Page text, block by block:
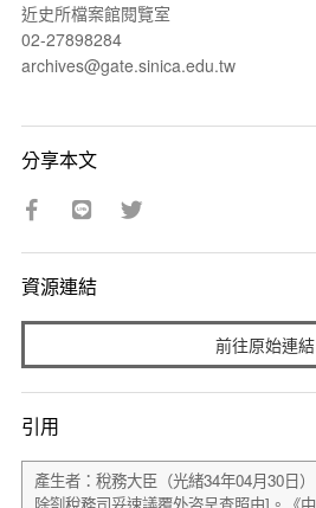
近史所檔案館閱覽室
02-27898284
archives@gate.sinica.edu.tw
分享本文
資源連結
前往原始連結
引用